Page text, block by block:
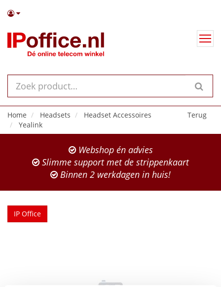
Terug
Home Headsets
Headset Accessoires
Yealink
Webshop én advies
Slimme support met de strippenkaart
Binnen 2 werkdagen in huis!
IP Office